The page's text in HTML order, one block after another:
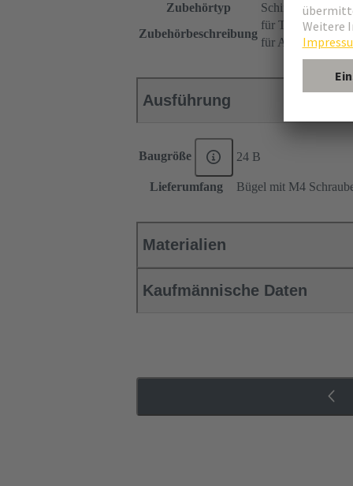
Zubehörtyp
Schirmbügel
Zubehörbeschreibung
für
für Anbaugehäuse
Ausführung
Baugröße 24 B
Lieferumfang Bügel mit M4
Materialien
Kaufmännische Daten